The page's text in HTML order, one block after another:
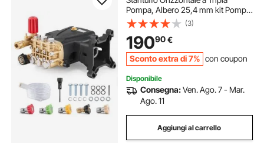
Pompa, Albero 25,4 mm kit Pompe
di Ricambio per Idropulitrice, 281,22
kgf/cm² 18,18 L/min Simpson
MorFlex 40224, 40225, 40226,
Santoprene
(3)
19090€
Sconto extra di 7% con coupon
Disponibile
Consegna:Ven. Ago. 7 - Mar.
Ago. 11
Aggiungi al carrello